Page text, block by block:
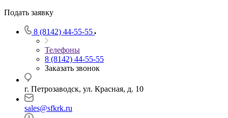
Подать заявку
8 (8142) 44-55-55
Телефоны
8 (8142) 44-55-55
Заказать звонок
г. Петрозаводск, ул. Красная, д. 10
sales@sfkrk.ru